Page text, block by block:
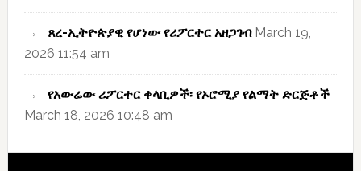
ጸረ-ኢትዮጵያዊ የሆነው የሪፖርተር አዘጋገብ March 19,
2026 11:54 am
የአውሬው ሪፖርተር ቀላቢዎች፡ የኦሮሚያ የልማት ድርጅቶች
March 18, 2026 10:48 am